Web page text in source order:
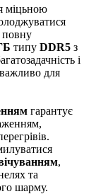
міцьною
повну
типу DDR5 з
і
для
гарантує
,
та
шарму.